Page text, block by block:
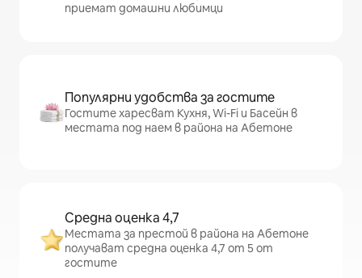
приемат домашни любимци
Популярни удобства за гостите
Гостите харесват Кухня, Wi-Fi и Басейн в
местата под наем в района на Абетоне
Средна оценка 4,7
Местата за престой в района на Абетоне
получават средна оценка 4,7 от 5 от
гостите